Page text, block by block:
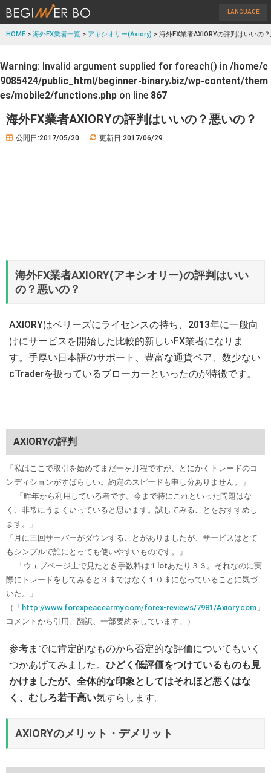
LANGUAGE
HOME > 海外FX業者一覧 > アキシオリー(Axiory) > 海外FX業者AXIORYの評判はいいの
Warning: Invalid argument supplied for foreach() in /home/c
9085424/public_html/beginner-binary.biz/wp-content/them
es/mobile2/functions.php on line 867
海外FX業者AXIORYの評判はいいの？悪いの？
公開日:2017/05/20 更新日:2017/06/29
海外FX業者AXIORY(アキシオリー)の評判はいい
の？悪いの？
AXIORYはベリーズにライセンスの持ち、2013年に一般向
けにサービスを開始した比較的新しいFX業者になりま
す。手厚い日本語のサポート、豊富な通貨ペア、数少ない
cTraderを扱っているブローカーといったのが特徴です。
AXIORYの評判
「私はここで取引を始めてまだ一ヶ月程ですが、とにかくトレードのコ
ンディションがすばらしい。約定のスピードも申し分ありません。」
「昨年から利用している者です。今まで特にこれといった問題はな
く、非常にうまくいっていると思います。試してみることをおすすめし
ます。」
「月に三回サーバーがダウンすることがありましたが、サービスはとて
もシンプルで誰にとっても使いやすいものです。」
「ウェブページ上で見たとき手数料は１lotあたり３＄。それなのに実
際にトレードをしてみると３＄ではなく１０＄になっていることに気づ
いた。」
（「 http://www.forexpeacearmy.com/forex-reviews/7981/Axiory.com 」
コメントから引用。翻訳、一部要約をしています。）
参考までに肯定的なものから否定的な評価についてもいく
つかあげてみました。 ひどく低評価をつけているものも見
かけましたが、全体的な印象としてはそれほど悪くはな
く、むしろ若干高い気すらします。
AXIORYのメリット・デメリット